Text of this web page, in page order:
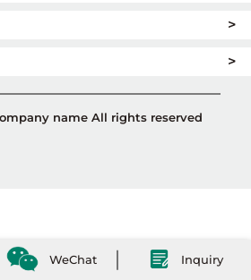
>
>
name All rights reserved
WeChat Inquiry